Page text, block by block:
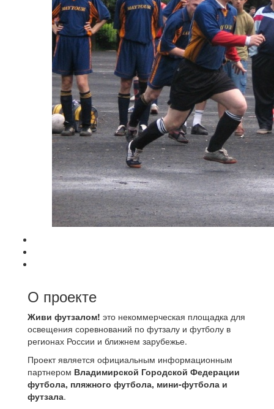
О проекте
Живи футзалом! это некоммерческая площадка для
освещения соревнований по футзалу и футболу в
регионах России и ближнем зарубежье.
Проект является официальным информационным
партнером Владимирской Городской Федерации
футбола, пляжного футбола, мини-футбола и
футзала.